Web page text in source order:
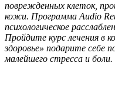
поврежденных клеток,
кожи. Программа Audio
психологическое
Пройдите курс лечения в
здоровье» подарите
малейшего стресса и боли.